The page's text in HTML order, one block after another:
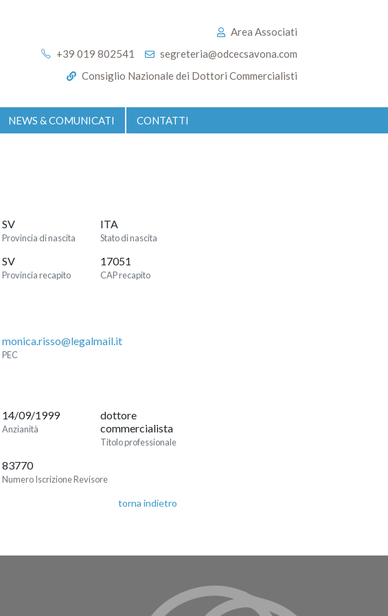
Area Associati
+39 019 802541
segreteria@odcecsavona.com
Consiglio Nazionale dei Dottori Commercialisti
NEWS & COMUNICATI CONTATTI
SV
Provincia di nascita
ITA
Stato di nascita
SV
Provincia recapito
17051
CAP recapito
monica.risso@legalmail.it
PEC
14/09/1999
Anzianità
dottore
commercialista
Titolo professionale
83770
Numero Iscrizione Revisore
torna indietro